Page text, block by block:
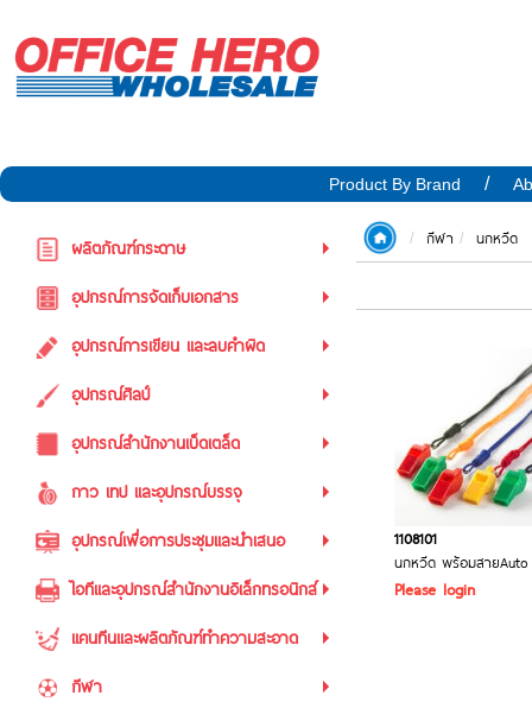
Product By Brand
ผลิตภัณฑ์กระดาษ
อุปกรณ์การจัดเก็บเอกสาร
อุปกรณ์การเขียน และลบคำผิด
อุปกรณ์ศิลป์
อุปกรณ์สำนักงานเบ็ดเตล็ด
กาว เทป และอุปกรณ์บรรจุ
อุปกรณ์เพื่อการประชุมและนำเสนอ
ไอทีและอุปกรณ์สำนักงานอิเล็กทรอนิกส์
แคนทีนและผลิตภัณฑ์ทำความสะอาด
กีฬา
กีฬา นกหวีด
1108101
นกหวีด พร้อมสายAuto
Please login